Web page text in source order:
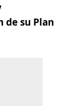
de su Plan